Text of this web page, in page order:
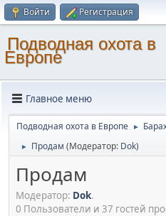
Войти Регистрация
Подводная охота в
Европе
Главное меню
Подводная охота в Европе ►
► Продам (Модератор: Dok)
Продам
Модератор: Dok.
0 Пользователи и 37 гостей